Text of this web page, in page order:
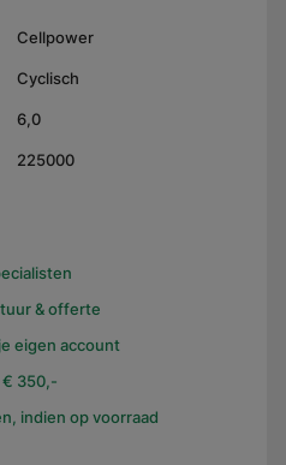
Cellpower
Cyclisch
6,0
225000
& offerte
eigen account
€ 350,-
indien op voorraad